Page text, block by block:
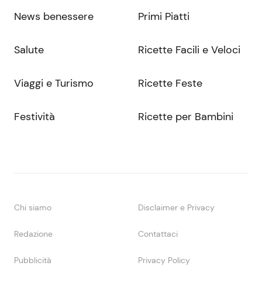
News benessere
Salute
Viaggi e Turismo
Festività
Primi Piatti
Ricette Facili e Veloci
Ricette Feste
Ricette per Bambini
Chi siamo Disclaimer e Privacy
Redazione Contattaci
Pubblicità Privacy Policy